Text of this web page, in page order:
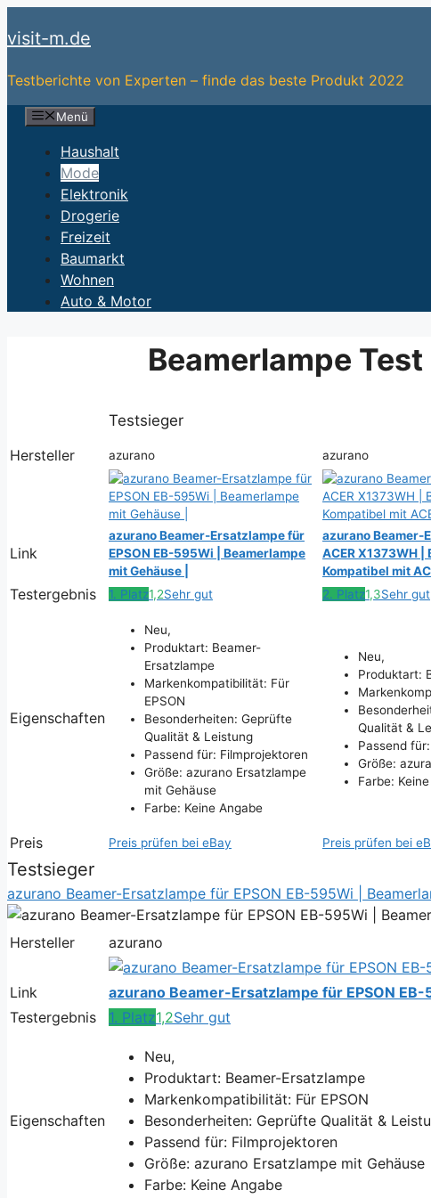
Inhalt
visit-m.de
Testberichte von Experten – finde das beste Produkt 2022
Menü
Haushalt
Mode
Elektronik
Drogerie
Freizeit
Baumarkt
Wohnen
Auto & Motor
Beamerlampe
Testsieger
Hersteller
azurano azurano
Link
azurano Beamer-Ersatzlampe für
EPSON EB-595Wi | Beamerlampe
mit Gehäuse |
azurano Beamer-
ACER X1373WH |
Kompatibel mit
Testergebnis 1. Platz1,2Sehr gut 2. Platz1,3Sehr gut
Eigenschaften
Neu,
Produktart: Beamer-
Ersatzlampe
Markenkompatibilität: Für
EPSON
Besonderheiten: Geprüfte
Qualität & Leistung
Passend für: Filmprojektoren
Größe: azurano Ersatzlampe
mit Gehäuse
Farbe: Keine Angabe
Neu,
Produktart:
Qualität &
Passend
Größe:
Farbe:
Preis Preis prüfen bei eBay Preis prüfen bei
Testsieger
azurano Beamer-Ersatzlampe für EPSON EB-595Wi |
Hersteller azurano
Link
azurano Beamer-Ersatzlampe für EPSON
Testergebnis
1. Platz1,2Sehr gut
Eigenschaften
Neu,
Produktart: Beamer-Ersatzlampe
Markenkompatibilität: Für EPSON
Besonderheiten: Geprüfte Qualität &
Passend für: Filmprojektoren
Größe: azurano Ersatzlampe mit Gehäuse
Farbe: Keine Angabe